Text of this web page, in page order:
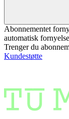
Abonnementet
automatisk
Trenger du
Kundestøtte